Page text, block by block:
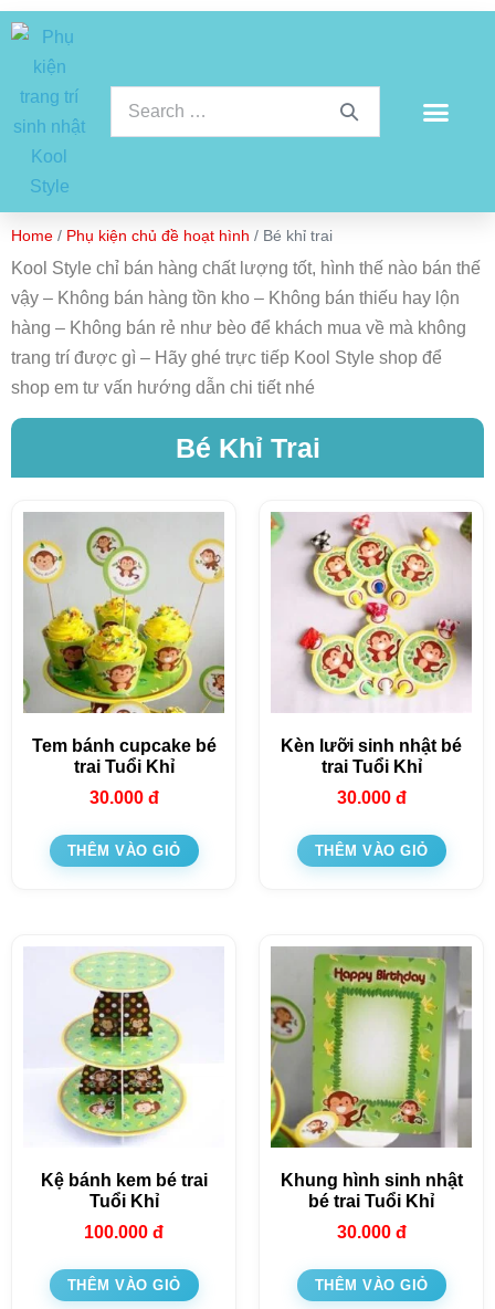
Home / Phụ kiện chủ đề hoạt hình / Bé khỉ trai
Kool Style chỉ bán hàng chất lượng tốt, hình thế nào bán thế
vậy – Không bán hàng tồn kho – Không bán thiếu hay lộn
hàng – Không bán rẻ như bèo để khách mua về mà không
trang trí được gì – Hãy ghé trực tiếp Kool Style shop để
shop em tư vấn hướng dẫn chi tiết nhé
Bé Khỉ Trai
Tem bánh cupcake bé
trai Tuổi Khỉ
30.000 đ
THÊM VÀO GIỎ
Kèn lưỡi sinh nhật bé
trai Tuổi Khỉ
30.000 đ
THÊM VÀO GIỎ
Kệ bánh kem bé trai
Tuổi Khỉ
100.000 đ
THÊM VÀO GIỎ
Khung hình sinh nhật
bé trai Tuổi Khỉ
30.000 đ
THÊM VÀO GIỎ